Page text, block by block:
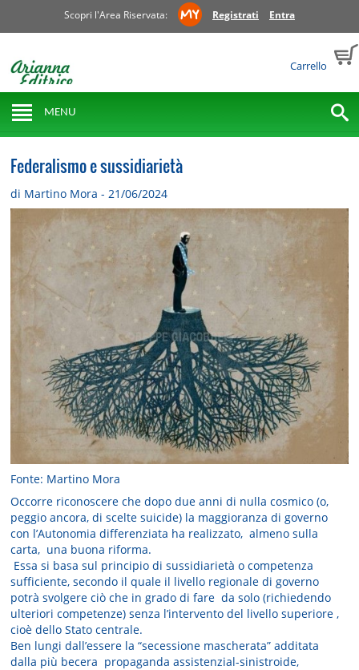
Scopri l'Area Riservata: Registrati Entra
Carrello
MENU
Federalismo e sussidiarietà
di Martino Mora - 21/06/2024
Fonte: Martino Mora
Occorre riconoscere che dopo due anni di nulla cosmico (o,
peggio ancora, di scelte suicide) la maggioranza di governo
con l’Autonomia differenziata ha realizzato, almeno sulla
carta, una buona riforma.
Essa si basa sul principio di sussidiarietà o competenza
sufficiente, secondo il quale il livello regionale di governo
potrà svolgere ciò che in grado di fare da solo (richiedendo
ulteriori competenze) senza l’intervento del livello superiore ,
cioè dello Stato centrale.
Ben lungi dall’essere la “secessione mascherata” additata
dalla più becera propaganda assistenzial-sinistroide,